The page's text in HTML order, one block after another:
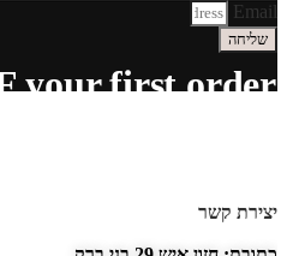
Email
שליחה
your first order
יצירת קשר